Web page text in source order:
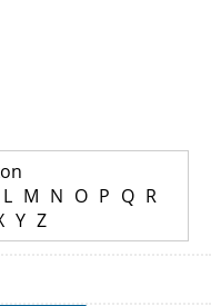
L M N O P Q R
Y Z